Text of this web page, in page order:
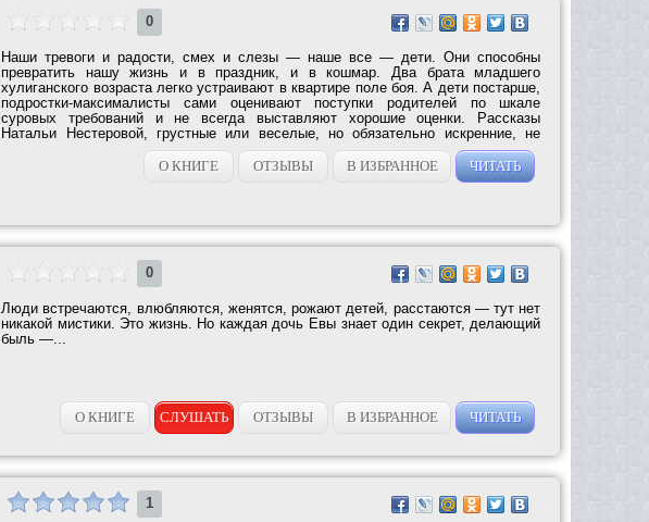
0
Наши тревоги и радости, смех и слезы — наше все — дети. Они способны
превратить нашу жизнь и в праздник, и в кошмар. Два брата младшего
хулиганского возраста легко устраивают в квартире поле боя. А дети постарше,
подростки-максималисты сами оценивают поступки родителей по шкале
суровых требований и не всегда выставляют хорошие оценки. Рассказы
Натальи Нестеровой, грустные или веселые, но обязательно искренние, не
О КНИГЕ
ОТЗЫВЫ В ИЗБРАННОЕ ЧИТАТЬ
0
Люди встречаются, влюбляются, женятся, рожают детей, расстаются — тут нет
никакой мистики. Это жизнь. Но каждая дочь Евы знает один секрет, делающий
быль —...
О КНИГЕ СЛУШАТЬ ОТЗЫВЫ В ИЗБРАННОЕ ЧИТАТЬ
1